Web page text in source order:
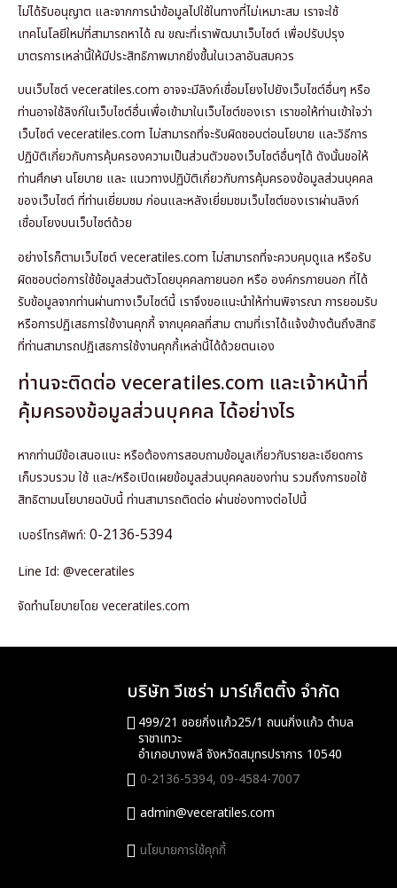
ไม่ได้รับอนุญาต และจากการนำข้อมูลไปใช้ในทางที่ไม่เหมาะสม เราจะใช้
เทคโนโลยีใหม่ที่สามารถหาได้ ณ ขณะที่เราพัฒนาเว็บไซต์ เพื่อปรับปรุง
มาตรการเหล่านี้ให้มีประสิทธิภาพมากยิ่งขึ้นในเวลาอันสมควร
บนเว็บไซต์ veceratiles.com อาจจะมีลิงก์เชื่อมโยงไปยังเว็บไซต์อื่นๆ หรือ
ท่านอาจใช้ลิงก์ในเว็บไซต์อื่นเพื่อเข้ามาในเว็บไซต์ของเรา เราขอให้ท่านเข้าใจว่า
เว็บไซต์ veceratiles.com ไม่สามารถที่จะรับผิดชอบต่อนโยบาย และวิธีการ
ปฏิบัติเกี่ยวกับการคุ้มครองความเป็นส่วนตัวของเว็บไซต์อื่นๆได้ ดังนั้นขอให้
ท่านศึกษา นโยบาย และ แนวทางปฏิบัติเกี่ยวกับการคุ้มครองข้อมูลส่วนบุคคล
ของเว็บไซต์ ที่ท่านเยี่ยมชม ก่อนและหลังเยี่ยมชมเว็บไซต์ของเราผ่านลิงก์
เชื่อมโยงบนเว็บไซต์ด้วย
อย่างไรก็ตามเว็บไซต์ veceratiles.com ไม่สามารถที่จะควบคุมดูแล หรือรับ
ผิดชอบต่อการใช้ข้อมูลส่วนตัวโดยบุคคลภายนอก หรือ องค์กรภายนอก ที่ได้
รับข้อมูลจากท่านผ่านทางเว็บไซต์นี้ เราจึงขอแนะนำให้ท่านพิจารณา การยอมรับ
หรือการปฏิเสธการใช้งานคุกกี้ จากบุคคลที่สาม ตามที่เราได้แจ้งข้างต้นถึงสิทธิ
ที่ท่านสามารถปฏิเสธการใช้งานคุกกี้เหล่านี้ได้ด้วยตนเอง
ท่านจะติดต่อ veceratiles.com และเจ้าหน้าที่
คุ้มครองข้อมูลส่วนบุคคล ได้อย่างไร
หากท่านมีข้อเสนอแนะ หรือต้องการสอบถามข้อมูลเกี่ยวกับรายละเอียดการ
เก็บรวบรวม ใช้ และ/หรือเปิดเผยข้อมูลส่วนบุคคลของท่าน รวมถึงการขอใช้
สิทธิตามนโยบายฉบับนี้ ท่านสามารถติดต่อ ผ่านช่องทางต่อไปนี้
เบอร์โทรศัพท์: 0-2136-5394
Line Id: @veceratiles
จัดทำนโยบายโดย veceratiles.com
บริษัท วีเซร่า มาร์เก็ตติ้ง จำกัด
499/21 ซอยกิ่งแก้ว25/1 ถนนกิ่งแก้ว ตำบล
ราชาเทวะ
อำเภอบางพลี จังหวัดสมุทรปราการ 10540
0-2136-5394, 09-4584-7007
admin@veceratiles.com
นโยบายการใช้คุกกี้